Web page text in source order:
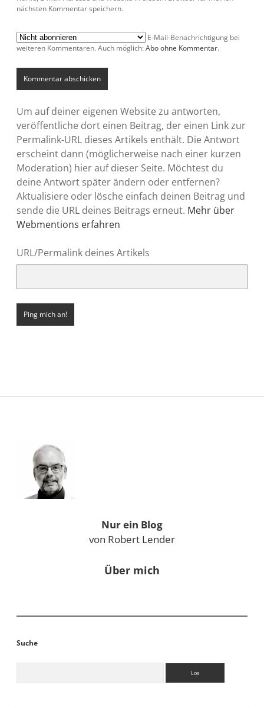
nächsten Kommentar speichern.
E-Mail-Benachrichtigung bei
weiteren Kommentaren. Auch möglich: Abo ohne Kommentar.
Um auf deiner eigenen Website zu antworten,
veröffentliche dort einen Beitrag, der einen Link zur
Permalink-URL dieses Artikels enthält. Die Antwort
erscheint dann (möglicherweise nach einer kurzen
Moderation) hier auf dieser Seite. Möchtest du
deine Antwort später ändern oder entfernen?
Aktualisiere oder lösche einfach deinen Beitrag und
sende die URL deines Beitrags erneut. Mehr über
Webmentions erfahren
URL/Permalink deines Artikels
Sidebar
Nur ein Blog
von Robert Lender
Über mich
Suche